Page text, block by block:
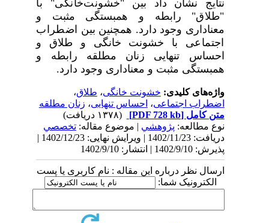
نتایج نشان داد بین "
خشونت‌خانگی" با
"طلاق"رابطه و همبستگی مثبت و
معناداری وجود دارد.همچنینبیناضطراب
اجتماعیبا خشونت خانگی و طلاق و
احساس تنهایی زنان مطلقه رابطه و
همبستگی مثبت و معناداری وجود دارد.
واژه‌های کلیدی:خشونت خانگی،طلاق،
اضطراب اجتماعی،احساس تنهایی،زنان مطلقه
متن کامل[PDF 728 kb]
نوع مطالعه:پژوهشي| موضوع مقاله:تخصصي
دریافت: 1402/11/23 | ویرایش نهایی: 1402/12/23 |
پذیرش: 1402/9/10 | انتشار: 1402/9/10
ارسال نظر درباره این مقاله : نام کاربری یا پست
الکترونیک شما: